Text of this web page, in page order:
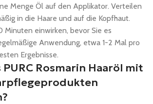
Menge Öl auf den Applikator. Verteilen
in die Haare und auf die Kopfhaut.
Minuten einwirken, bevor Sie es
Anwendung, etwa 1-2 Mal pro
Ergebnisse.
PURC Rosmarin Haaröl mit